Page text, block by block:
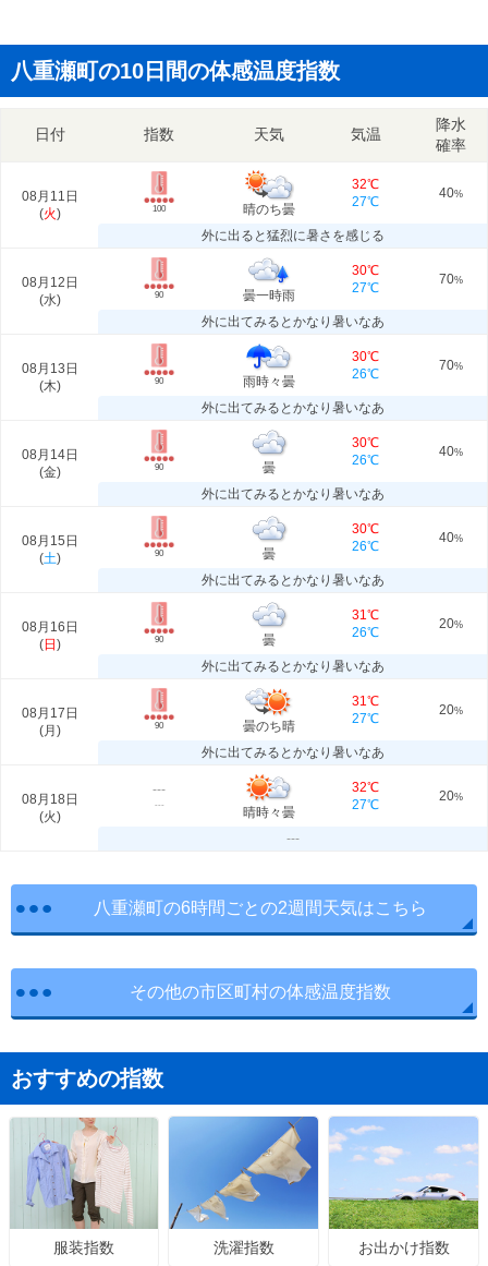
八重瀬町の10日間の体感温度指数
日付 指数 天気 気温
降水
確率
08月11日
(火) 100 晴のち曇
32℃
27℃
40%
外に出ると猛烈に暑さを感じる
08月12日
(水) 90 曇一時雨
30℃
27℃
70%
外に出てみるとかなり暑いなあ
08月13日
(木) 90 雨時々曇
30℃
26℃
70%
外に出てみるとかなり暑いなあ
08月14日
(金) 90 曇
30℃
26℃
40%
外に出てみるとかなり暑いなあ
08月15日
(土) 90 曇
30℃
26℃
40%
外に出てみるとかなり暑いなあ
08月16日
(日 ) 90 曇
31℃
26℃
20%
外に出てみるとかなり暑いなあ
08月17日
(月 ) 90 曇のち晴
31℃
27℃
20%
外に出てみるとかなり暑いなあ
08月18日
(火)
---
---
晴時々曇
32℃
27℃
20%
---
八重瀬町の6時間ごとの2週間天気はこちら
その他の市区町村の体感温度指数
おすすめの指数
服装指数 洗濯指数 お出かけ指数